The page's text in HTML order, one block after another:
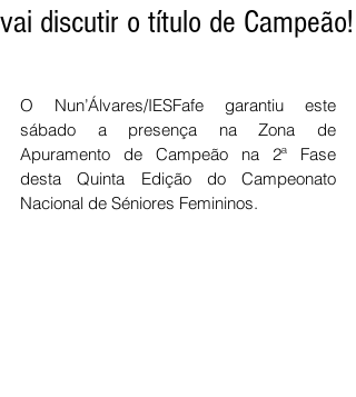
vai discutir o título de Campeão!
O Nun’Álvares/IESFafe garantiu este
sábado a presença na Zona de
Apuramento de Campeão na 2ª Fase
desta Quinta Edição do Campeonato
Nacional de Séniores Femininos.